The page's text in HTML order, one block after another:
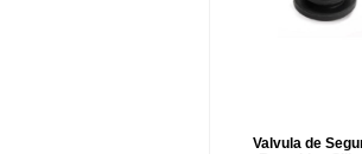
Valvula de